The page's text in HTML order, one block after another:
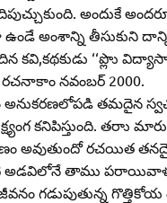
అందుకే
అంశాన్ని తీసుకుని
కవి,కథకుడు ‘‘ప్లొు
రచనాకాం నవంబర్‌ 2000.
తమదైన
కనిపిస్తుంది.
రచయిత
తాము పరాయివాళ్ళు
గడుపుతున్న